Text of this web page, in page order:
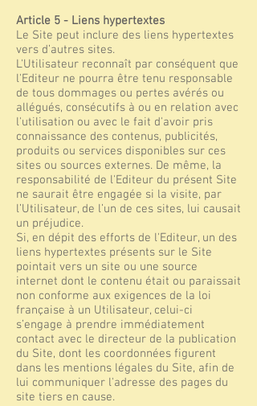
Article 5 - Liens hypertextes
Le Site peut inclure des liens hypertextes
vers d’autres sites.
L'Utilisateur reconnaît par conséquent que
l'Editeur ne pourra être tenu responsable
de tous dommages ou pertes avérés ou
allégués, consécutifs à ou en relation avec
l'utilisation ou avec le fait d'avoir pris
connaissance des contenus, publicités,
produits ou services disponibles sur ces
sites ou sources externes. De même, la
responsabilité de l'Editeur du présent Site
ne saurait être engagée si la visite, par
l’Utilisateur, de l’un de ces sites, lui causait
un préjudice.
Si, en dépit des efforts de l'Editeur, un des
liens hypertextes présents sur le Site
pointait vers un site ou une source
internet dont le contenu était ou paraissait
non conforme aux exigences de la loi
française à un Utilisateur, celui-ci
s’engage à prendre immédiatement
contact avec le directeur de la publication
du Site, dont les coordonnées figurent
dans les mentions légales du Site, afin de
lui communiquer l'adresse des pages du
site tiers en cause.